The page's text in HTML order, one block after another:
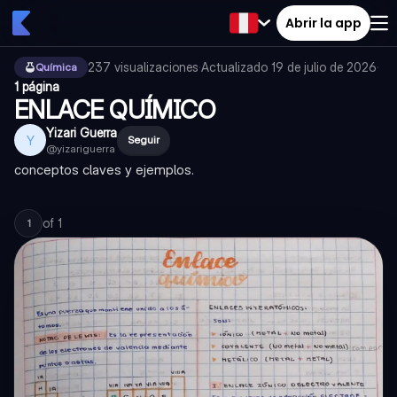
Abrir la app
Química 237 visualizaciones·Actualizado 19 de julio de 2026·
1 página
ENLACE QUÍMICO
Y Yizari Guerra
@yizariguerra
Seguir
conceptos claves y ejemplos.
1 of 1